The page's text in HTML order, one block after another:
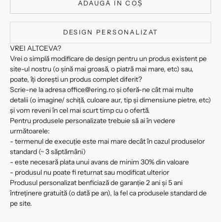
ADAUGĂ ÎN COȘ
DESIGN PERSONALIZAT
VREI ALTCEVA?
Vrei o simplă modificare de design pentru un produs existent pe
site-ul nostru (o șină mai groasă, o piatră mai mare, etc) sau,
poate, îți dorești un produs complet diferit?
Scrie-ne la adresa office@ering.ro și oferă-ne cât mai multe
detalii (o imagine/ schiță, culoare aur, tip și dimensiune pietre, etc)
și vom reveni în cel mai scurt timp cu o ofertă.
Pentru produsele personalizate trebuie să ai în vedere
următoarele:
- termenul de execuție este mai mare decât în cazul produselor
standard (~ 3 săptămâni)
- este necesară plata unui avans de minim 30% din valoare
- produsul nu poate fi returnat sau modificat ulterior
Produsul personalizat benficiază de garanție 2 ani și 5 ani
întreținere gratuită (o dată pe an), la fel ca produsele standard de
pe site.